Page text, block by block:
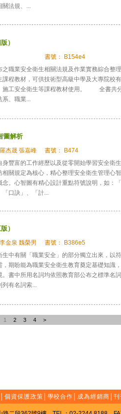
法規、...
）
書號： B154e4
業安全衛生相關法規及作業實務綜合整
程教材，可供技術型高級中學及大專院校
施工安全衛生等課程教材使用。 全書共
系、職業...
圖解析
杰晟 張嘉峰
書號： B474
富的工作經歷以及從零開始學習安全衛
相關規定為核心，精心整理安全衛生管理心
。心智圖有精心設計重點符號說明，如：
「口訣」、「計...
）
金泉 魏榮男
書號： B386e5
有關「職業安全」的部分獨立出來，以
，期盼能為職業安全衛生教育奠定基礎知識
書中所用名詞均依照教育部公布之標準名
列有名詞索...
1 2 3 4 >
│個資保護政策 學校合作 成為經銷商 │